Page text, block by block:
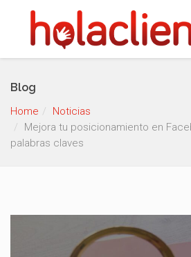
Blog
Home
Noticias
Mejora tu posicionamiento en
palabras claves